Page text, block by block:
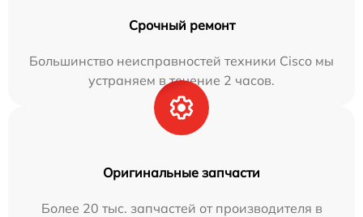
Срочный ремонт
Большинство неисправностей техники Cisco мы
устраняем в течение 2 часов.
Оригинальные запчасти
Более 20 тыс. запчастей от производителя в